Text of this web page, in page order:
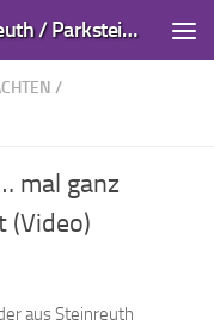
Kirchengemeinden Wildenreuth / Parkstein und Kirchendemenreuth
/
mal ganz
(Video)
aus Steinreuth